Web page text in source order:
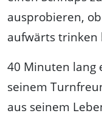
ausprobieren,
aufwärts trinken
40 Minuten lang
seinem
aus seinem